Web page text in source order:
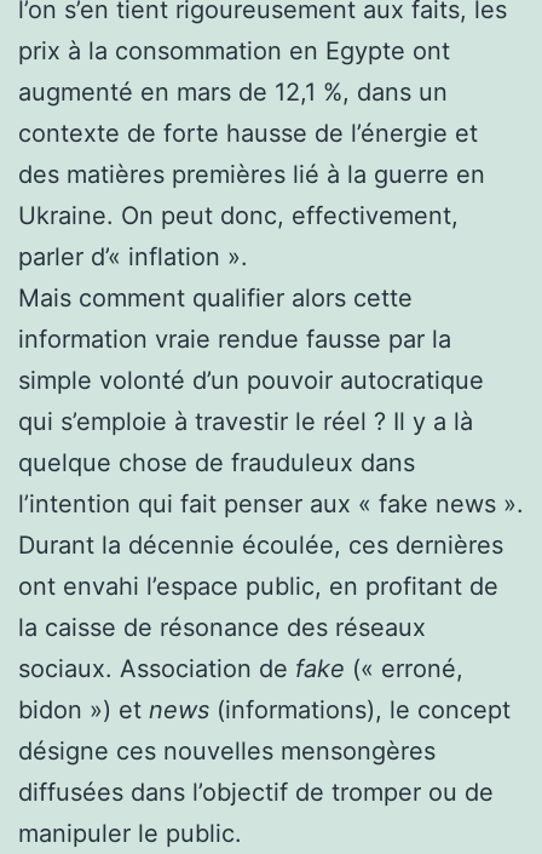
l’on s’en tient rigoureusement aux faits, les
prix à la consommation en Egypte ont
augmenté en mars de 12,1 %, dans un
contexte de forte hausse de l’énergie et
des matières premières lié à la guerre en
Ukraine. On peut donc, effectivement,
parler d’« inflation ».
Mais comment qualifier alors cette
information vraie rendue fausse par la
simple volonté d’un pouvoir autocratique
qui s’emploie à travestir le réel ? Il y a là
quelque chose de frauduleux dans
l’intention qui fait penser aux « fake news ».
Durant la décennie écoulée, ces dernières
ont envahi l’espace public, en profitant de
la caisse de résonance des réseaux
sociaux. Association de fake (« erroné,
bidon ») et news (informations), le concept
désigne ces nouvelles mensongères
diffusées dans l’objectif de tromper ou de
manipuler le public.